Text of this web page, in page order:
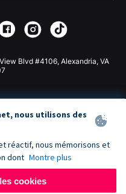
Blvd #4106, Alexandria, VA
nous utilisons des
réactif, nous mémorisons et
dont Montre plus
cookies